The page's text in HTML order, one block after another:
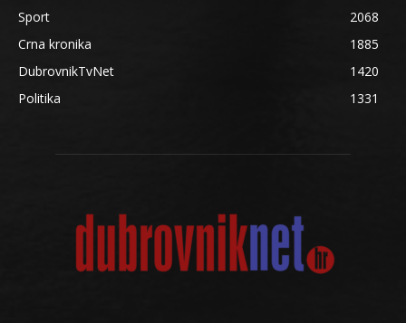
Sport
2068
Crna kronika
1885
DubrovnikTvNet
1420
Politika
1331